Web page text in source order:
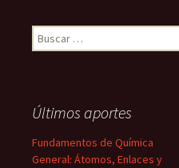
Buscar:
Últimos aportes
Fundamentos de Química
General: Átomos, Enlaces y